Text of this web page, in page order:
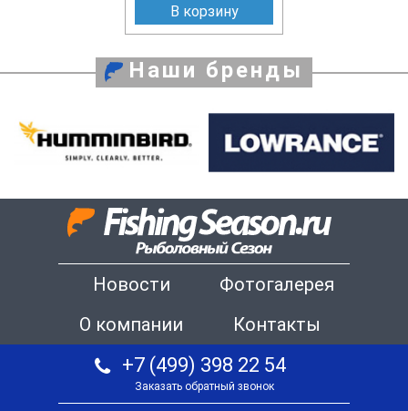
В корзину
Наши бренды
Новости
Фотогалерея
О компании
Контакты
+7 (499) 398 22 54
Заказать обратный звонок